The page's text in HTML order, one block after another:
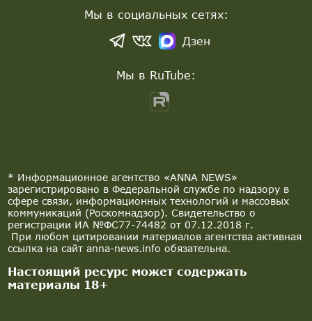
* Информационное агентство «ANNA NEWS»
зарегистрировано в Федеральной службе по надзору в
сфере связи, информационных технологий и массовых
коммуникаций (Роскомнадзор). Свидетельство о
регистрации ИА №ФС77-74482 от 07.12.2018 г.
При любом цитировании материалов агентства активная
ссылка на сайт anna-news.info обязательна.
Настоящий ресурс может содержать
материалы 18+
Мы в социальных сетях:
Дзен
Мы в RuTube: